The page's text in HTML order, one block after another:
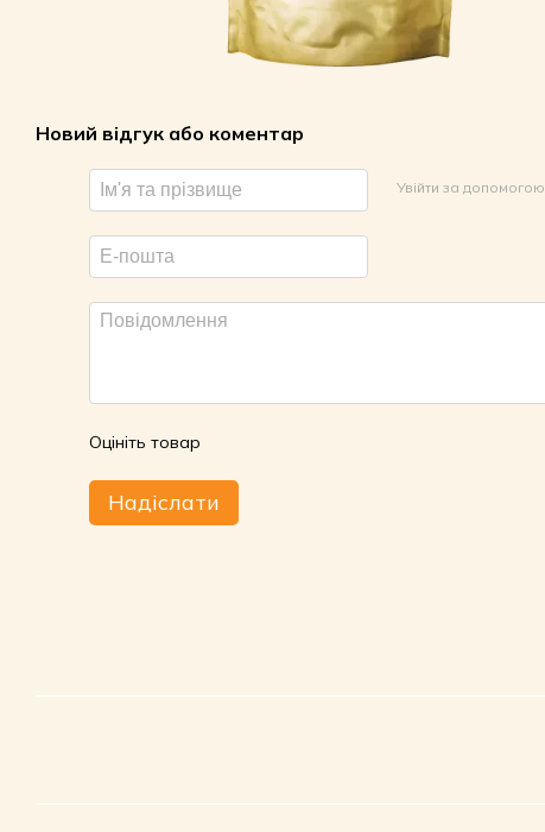
Новий відгук або коментар
Увійти за допомогою
Оцініть товар
Надіслати